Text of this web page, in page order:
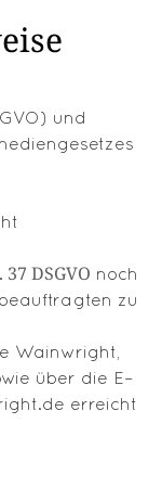
und
DSGVO noch
zu
Wainwright,
über die E–
erreicht